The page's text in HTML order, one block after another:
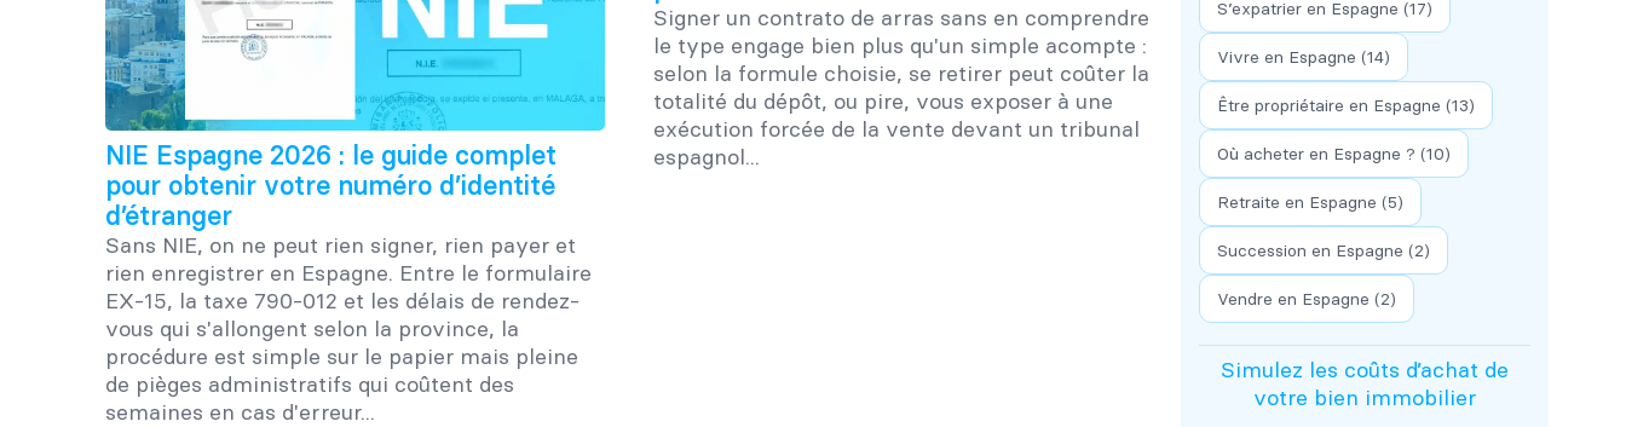
NIE Espagne 2026 : le guide complet
pour obtenir votre numéro d’identité
d’étranger
Sans NIE, on ne peut rien signer, rien payer et
rien enregistrer en Espagne. Entre le formulaire
EX-15, la taxe 790-012 et les délais de rendez-
vous qui s'allongent selon la province, la
procédure est simple sur le papier mais pleine
de pièges administratifs qui coûtent des
semaines en cas d'erreur...
Signer un contrato de arras sans en comprendre
le type engage bien plus qu'un simple acompte :
selon la formule choisie, se retirer peut coûter la
totalité du dépôt, ou pire, vous exposer à une
exécution forcée de la vente devant un tribunal
espagnol...
S’expatrier en Espagne (17)
Vivre en Espagne (14)
Être propriétaire en Espagne (13)
Où acheter en Espagne ? (10)
Retraite en Espagne (5)
Succession en Espagne (2)
Vendre en Espagne (2)
Simulez les coûts d’achat de
votre bien immobilier